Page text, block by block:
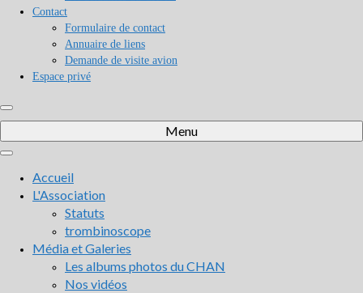
Contact
Formulaire de contact
Annuaire de liens
Demande de visite avion
Espace privé
Menu
Accueil
L'Association
Statuts
trombinoscope
Média et Galeries
Les albums photos du CHAN
Nos vidéos